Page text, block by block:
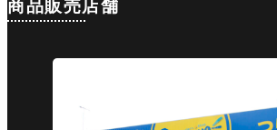
商品販売店舗